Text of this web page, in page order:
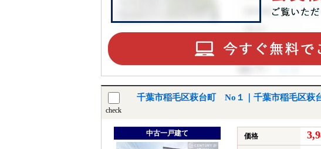
check
千葉市稲毛区萩台町 No１｜千葉市稲毛区萩
中古一戸建て 価格